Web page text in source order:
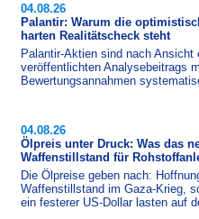
04.08.26
Palantir: Warum die
harten Realitätscheck steht
Palantir-​Aktien sind nach Ansicht
veröffentlichten Analysebeitrags
Bewertungsannahmen
04.08.26
Ölpreis unter Druck: Was das
Waffenstillstand für
Die Ölpreise geben nach:
Waffenstillstand im Gaza-​Krieg,
ein festerer US-Dollar lasten auf